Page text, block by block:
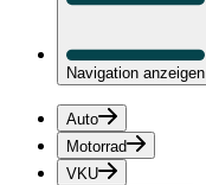
Navigation anzeigen
Auto
Motorrad
VKU